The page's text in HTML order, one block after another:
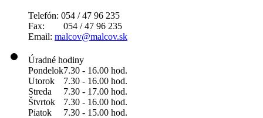
Telefón: 054 / 47 96 235
Fax: 054 / 47 96 235
Email: malcov@malcov.sk
Úradné hodiny
Pondelok7.30 - 16.00 hod.
Utorok
7.30 - 16.00 hod.
Streda
7.30 - 17.00 hod.
Štvrtok
7.30 - 16.00 hod.
Piatok
7.30 - 15.00 hod.